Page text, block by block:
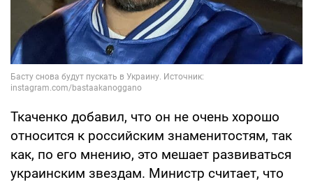
Ткаченко добавил, что он не очень хорошо
относится к российским знаменитостям, так
как, по его мнению, это мешает развиваться
украинским звездам. Министр считает, что